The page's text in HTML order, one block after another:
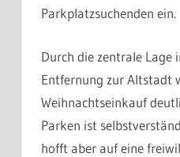
Parkplatzsuchenden ein.
Durch die zentrale Lage
Entfernung zur Altstadt
Weihnachtseinkauf
Parken ist
hofft aber auf eine